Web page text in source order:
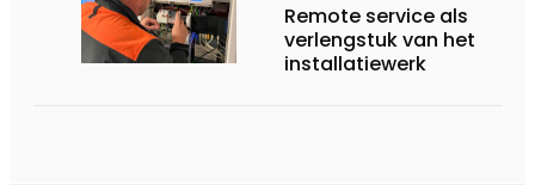
Remote service als
verlengstuk van het
installatiewerk